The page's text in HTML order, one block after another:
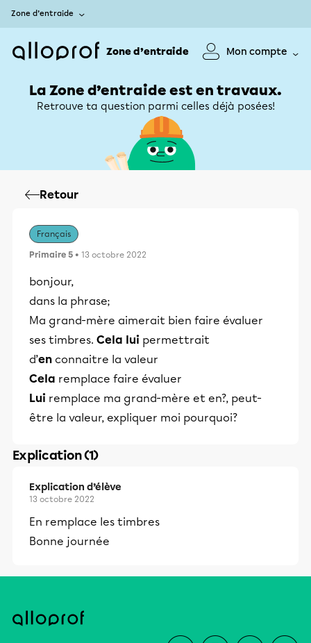
Zone d’entraide
Zone d’entraide Mon compte
La Zone d’entraide est en travaux.
Retrouve ta question parmi celles déjà posées!
Retour
Français
Primaire 5 • 13 octobre 2022
bonjour,
dans la phrase;
Ma grand-mère aimerait bien faire évaluer
ses timbres. Cela lui permettrait
d’en connaitre la valeur
Cela remplace faire évaluer
Lui remplace ma grand-mère et en?, peut-
être la valeur, expliquer moi pourquoi?
Explication (1)
Explication d’élève
13 octobre 2022
En remplace les timbres
Bonne journée